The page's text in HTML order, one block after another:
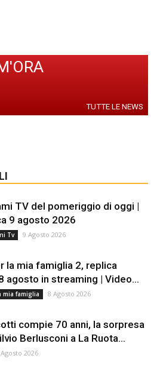
TUTTE LE NEWS
TV del pomeriggio di oggi |
9 agosto 2026
Tv 9 Agosto 2026
la mia famiglia 2, replica
agosto in streaming | Video...
mia famiglia 8 Agosto 2026
compie 70 anni, la sorpresa
Berlusconi a La Ruota...
2026